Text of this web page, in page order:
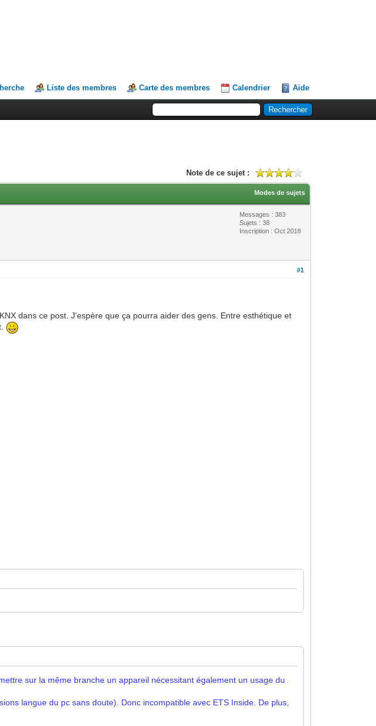
Liste des membres Carte des membres Calendrier Aide
Note de ce sujet :
Modes de sujets
Messages : 383
Sujets : 38
Inscription : Oct 2018
#1
dans ce post. J'espère que ça pourra aider des gens. Entre esthétique et
sur la même branche un appareil nécessitant également un usage du
langue du pc sans doute). Donc incompatible avec ETS Inside. De plus,